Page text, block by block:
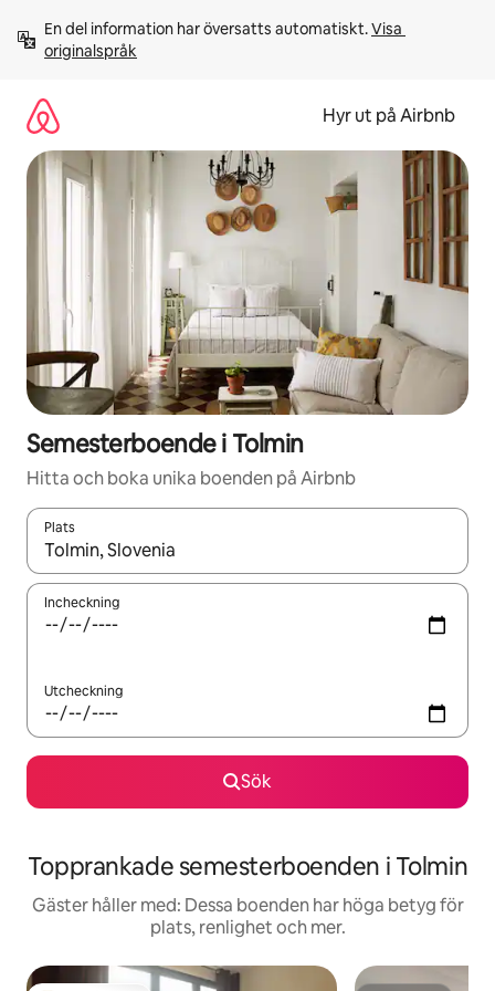
innehåll
En del information har översatts automatiskt. Visa
originalspråk
Hyr ut på Airbnb
Semesterboende i Tolmin
Hitta och boka unika boenden på Airbnb
Plats
När resultaten är tillgängliga kan du navigera med upp- och
Incheckning
Utcheckning
Sök
Topprankade semesterboenden i Tolmin
Gäster håller med: Dessa boenden har höga betyg för
plats, renlighet och mer.